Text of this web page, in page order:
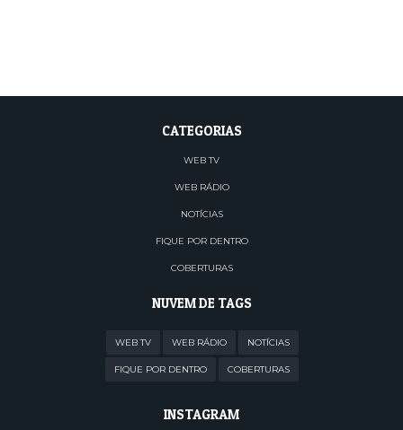
CATEGORIAS
WEB TV
WEB RÁDIO
NOTÍCIAS
FIQUE POR DENTRO
COBERTURAS
NUVEM DE TAGS
WEB TV WEB RÁDIO NOTÍCIAS
FIQUE POR DENTRO COBERTURAS
INSTAGRAM